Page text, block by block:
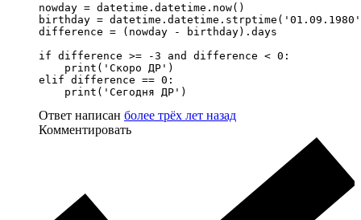
nowday = datetime.datetime.now()
birthday = datetime.datetime.strptime('01.09.1980',
difference = (nowday - birthday).days
if difference >= -3 and difference < 0:
    print('Скоро ДР')
elif difference == 0:
    print('Сегодня ДР')
Ответ написан более трёх лет назад
Комментировать